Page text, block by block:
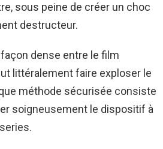
sous peine de créer un choc
destructeur.
dense entre le film
littéralement faire exploser le
méthode sécurisée consiste
soigneusement le dispositif à